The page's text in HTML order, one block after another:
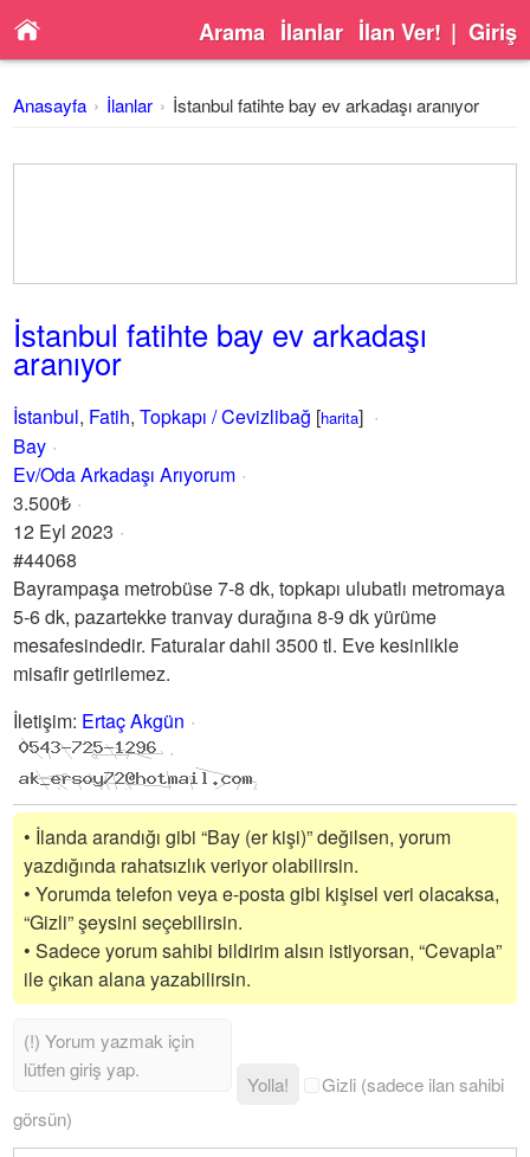
Arama İlanlar İlan Ver! | Giriş
Anasayfa İlanlar İstanbul fatihte bay ev arkadaşı aranıyor
İstanbul fatihte bay ev arkadaşı
aranıyor
İstanbul, Fatih,Topkapı / Cevizlibağ [harita]
Bay
Ev/Oda Arkadaşı Arıyorum
3.500₺
12 Eyl 2023
#44068
Bayrampaşa metrobüse 7-8 dk, topkapı ulubatlı metromaya
5-6 dk, pazartekke tranvay durağına 8-9 dk yürüme
mesafesindedir. Faturalar dahil 3500 tl. Eve kesinlikle
misafir getirilemez.
İletişim: Ertaç Akgün
• İlanda arandığı gibi “Bay (er kişi)” değilsen, yorum
yazdığında rahatsızlık veriyor olabilirsin.
• Yorumda telefon veya e-posta gibi kişisel veri olacaksa,
“Gizli” şeysini seçebilirsin.
• Sadece yorum sahibi bildirim alsın istiyorsan, “Cevapla”
ile çıkan alana yazabilirsin.
Yolla!
Gizli (sadece ilan sahibi
görsün)